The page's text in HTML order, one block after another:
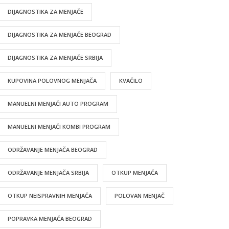
DIJAGNOSTIKA ZA MENJAČE
DIJAGNOSTIKA ZA MENJAČE BEOGRAD
DIJAGNOSTIKA ZA MENJAČE SRBIJA
KUPOVINA POLOVNOG MENJAČA KVAČILO
MANUELNI MENJAČI AUTO PROGRAM
MANUELNI MENJAČI KOMBI PROGRAM
ODRŽAVANJE MENJAČA BEOGRAD
ODRŽAVANJE MENJAČA SRBIJA OTKUP MENJAČA
OTKUP NEISPRAVNIH MENJAČA POLOVAN MENJAČ
POPRAVKA MENJAČA BEOGRAD